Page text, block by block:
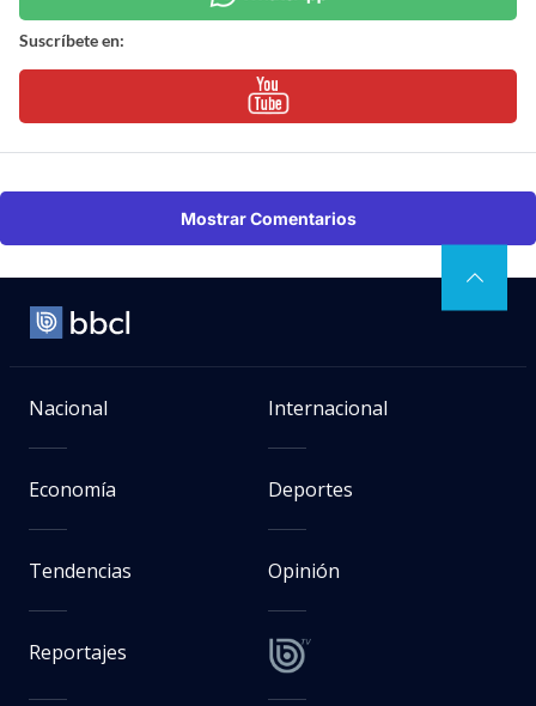
Suscríbete en:
Mostrar Comentarios
Nacional Internacional
Economía Deportes
Tendencias Opinión
Reportajes